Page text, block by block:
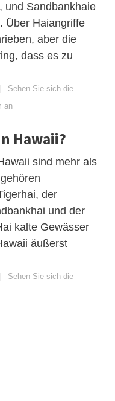
und Sandbankhaie
Über Haiangriffe
aber die
dass es zu
Sehen Sie sich die
an
Hawaii?
sind mehr als
der
und der
kalte Gewässer
äußerst
Sehen Sie sich die